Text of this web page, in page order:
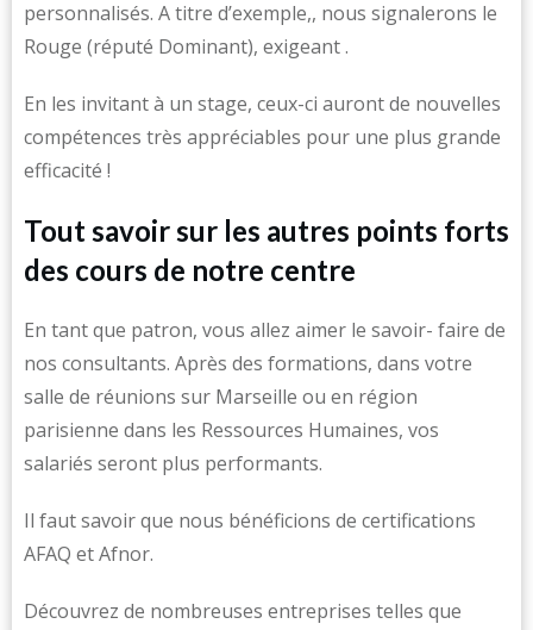
personnalisés. A titre d’exemple,, nous signalerons le
Rouge (réputé Dominant), exigeant .
En les invitant à un stage, ceux-ci auront de nouvelles
compétences très appréciables pour une plus grande
efficacité !
Tout savoir sur les autres points forts
des cours de notre centre
En tant que patron, vous allez aimer le savoir- faire de
nos consultants. Après des formations, dans votre
salle de réunions sur Marseille ou en région
parisienne dans les Ressources Humaines, vos
salariés seront plus performants.
Il faut savoir que nous bénéficions de certifications
AFAQ et Afnor.
Découvrez de nombreuses entreprises telles que